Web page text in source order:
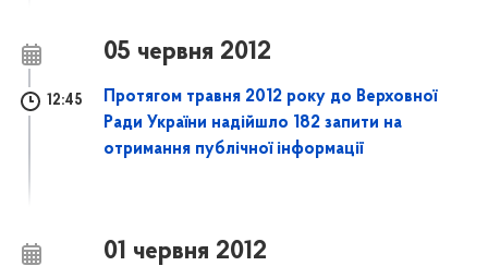
05 червня 2012
12:45
Протягом травня 2012 року до Верховної
Ради України надійшло 182 запити на
отримання публічної інформації
01 червня 2012